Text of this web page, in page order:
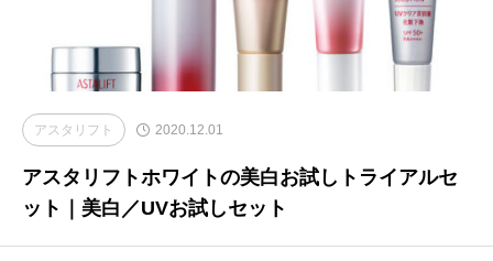
アスタリフト 2020.12.01
アスタリフトホワイトの美白お試しトライアルセ
ット｜美白／UVお試しセット